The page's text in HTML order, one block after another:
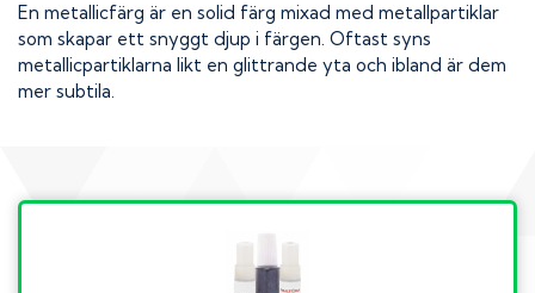
En metallicfärg är en solid färg mixad med metallpartiklar
som skapar ett snyggt djup i färgen. Oftast syns
metallicpartiklarna likt en glittrande yta och ibland är dem
mer subtila.